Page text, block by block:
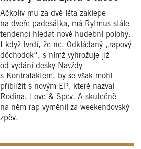
Ačkoliv mu za dvě léta zaklepe
na dveře padesátka, má Rytmus stále
tendenci hledat nové hudební polohy.
I když tvrdí, že ne. Odkládaný „rapový
dôchodok“, s nímž vyhrožuje již
od vydání desky Navždy
s Kontrafaktem, by se však mohl
přiblížit s novým EP, které nazval
Rodina, Love & Spev. A skutečně
na něm rap vyměnil za weekendovský
zpěv.